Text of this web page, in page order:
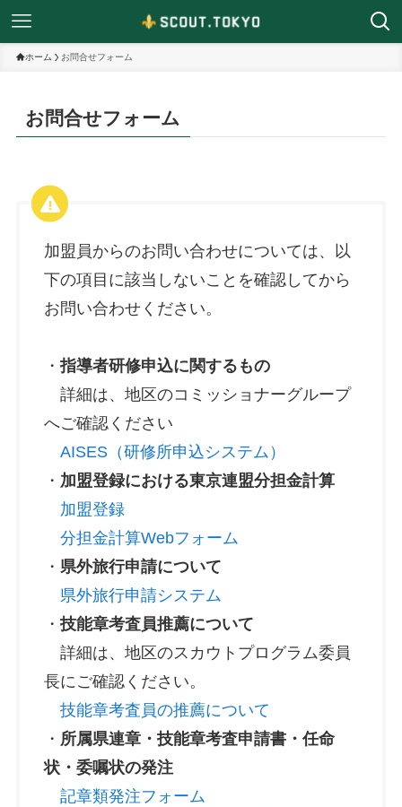
ホーム お問合せフォーム
お問合せフォーム
加盟員からのお問い合わせについては、以
下の項目に該当しないことを確認してから
お問い合わせください。
・ 指導者研修申込に関するもの
詳細は、地区のコミッショナーグループ
へご確認ください
AISES（研修所申込システム）
・ 加盟登録における東京連盟分担金計算
加盟登録
分担金計算Webフォーム
・ 県外旅行申請について
県外旅行申請システム
・ 技能章考査員推薦について
詳細は、地区のスカウトプログラム委員
長にご確認ください。
技能章考査員の推薦について
・ 所属県連章・技能章考査申請書・任命
状・委嘱状の発注
記章類発注フォーム